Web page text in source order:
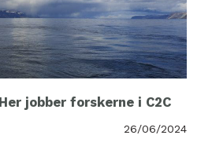
Her jobber forskerne i C2C
26/06/2024